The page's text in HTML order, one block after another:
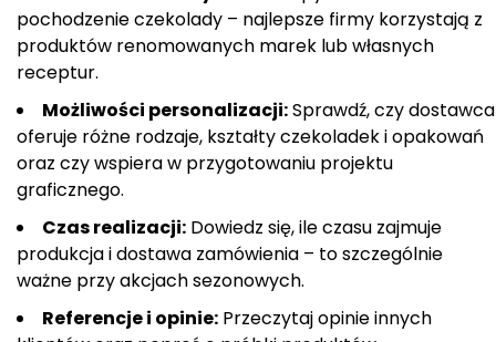
pochodzenie czekolady – najlepsze firmy korzystają z
produktów renomowanych marek lub własnych
receptur.
Możliwości personalizacji:Sprawdź, czy dostawca
oferuje różne rodzaje, kształty czekoladek i opakowań
oraz czy wspiera w przygotowaniu projektu
graficznego.
Czas realizacji: Dowiedz się, ile czasu zajmuje
produkcja i dostawa zamówienia – to szczególnie
ważne przy akcjach sezonowych.
Referencje i opinie: Przeczytaj opinie innych